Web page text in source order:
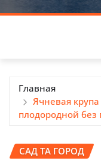
Главная
Ячневая
плодородной без
САД ТА ГОРОД